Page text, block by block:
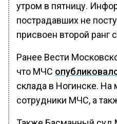
утром в пятницу.
пострадавших не
присвоен второй ранг
Ранее Вести
что МЧС
склада в Ногинске. На
сотрудники МЧС, а